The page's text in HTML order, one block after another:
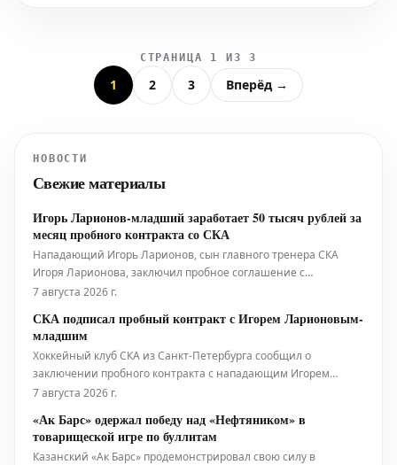
СТРАНИЦА 1 ИЗ 3
1 2 3 Вперёд →
НОВОСТИ
Свежие материалы
Игорь Ларионов-младший заработает 50 тысяч рублей за
месяц пробного контракта со СКА
Нападающий Игорь Ларионов, сын главного тренера СКА
Игоря Ларионова, заключил пробное соглашение с
хоккейным клубом.
7 августа 2026 г.
СКА подписал пробный контракт с Игорем Ларионовым-
младшим
Хоккейный клуб СКА из Санкт-Петербурга сообщил о
заключении пробного контракта с нападающим Игорем
Ларионовым-младшим. Эта информация была официально
7 августа 2026 г.
«Ак Барс» одержал победу над «Нефтяником» в
товарищеской игре по буллитам
Казанский «Ак Барс» продемонстрировал свою силу в